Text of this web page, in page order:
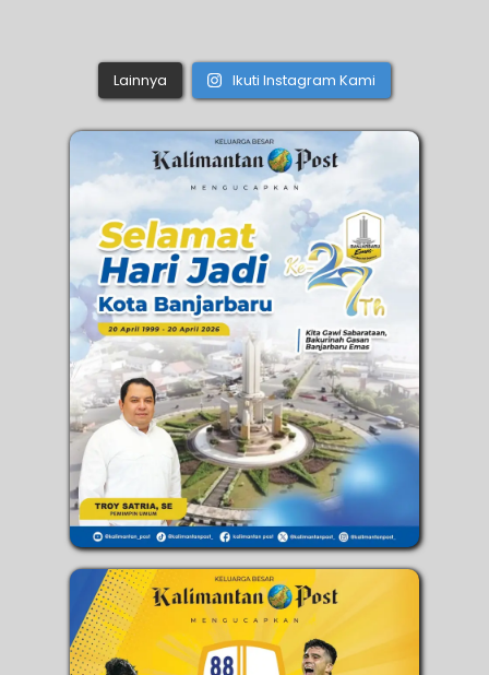
Lainnya Ikuti Instagram Kami